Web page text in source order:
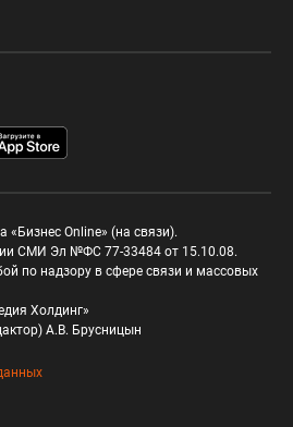
«Бизнес Online» (на связи).
СМИ Эл №ФС 77-33484 от 15.10.08.
по надзору в сфере связи и массовых
Холдинг»
А.В. Брусницын